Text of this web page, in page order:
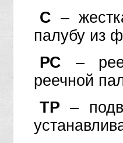
С –
палубу из
РС –
реечной
ТР –